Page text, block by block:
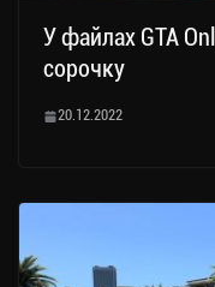
У файлах GTA
сорочку
20.12.2022